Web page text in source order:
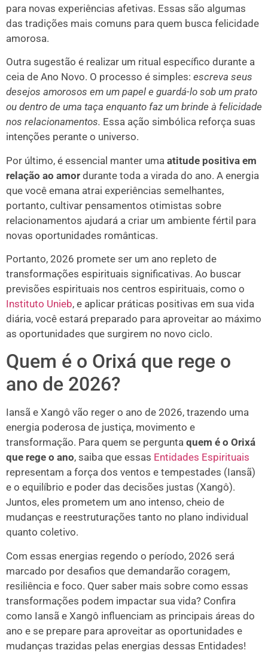
para novas experiências afetivas. Essas são algumas
das tradições mais comuns para quem busca felicidade
amorosa.
Outra sugestão é realizar um ritual específico durante a
ceia de Ano Novo. O processo é simples: escreva seus
desejos amorosos em um papel e guardá-lo sob um prato
ou dentro de uma taça enquanto faz um brinde à felicidade
nos relacionamentos. Essa ação simbólica reforça suas
intenções perante o universo.
Por último, é essencial manter uma atitude positiva em
relação ao amor durante toda a virada do ano. A energia
que você emana atrai experiências semelhantes,
portanto, cultivar pensamentos otimistas sobre
relacionamentos ajudará a criar um ambiente fértil para
novas oportunidades românticas.
Portanto, 2026 promete ser um ano repleto de
transformações espirituais significativas. Ao buscar
previsões espirituais nos centros espirituais, como o
Instituto Unieb, e aplicar práticas positivas em sua vida
diária, você estará preparado para aproveitar ao máximo
as oportunidades que surgirem no novo ciclo.
Quem é o Orixá que rege o
ano de 2026?
Iansã e Xangô vão reger o ano de 2026, trazendo uma
energia poderosa de justiça, movimento e
transformação. Para quem se pergunta quem é o Orixá
que rege o ano, saiba que essas Entidades Espirituais
representam a força dos ventos e tempestades (Iansã)
e o equilíbrio e poder das decisões justas (Xangô).
Juntos, eles prometem um ano intenso, cheio de
mudanças e reestruturações tanto no plano individual
quanto coletivo.
Com essas energias regendo o período, 2026 será
marcado por desafios que demandarão coragem,
resiliência e foco. Quer saber mais sobre como essas
transformações podem impactar sua vida? Confira
como Iansã e Xangô influenciam as principais áreas do
ano e se prepare para aproveitar as oportunidades e
mudanças trazidas pelas energias dessas Entidades!